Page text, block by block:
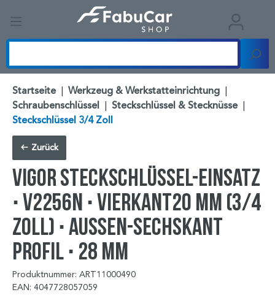
Startseite | Werkzeug & Werkstatteinrichtung |
Schraubenschlüssel | Steckschlüssel & Stecknüsse |
Steckschlüssel 3/4 Zoll
Zurück
VIGOR Steckschlüssel-Einsatz
∙ V2256N ∙ Vierkant20 mm (3/4
Zoll) ∙ Außen-Sechskant
Profil ∙ 28 mm
Produktnummer: ART11000490
EAN: 4047728057059